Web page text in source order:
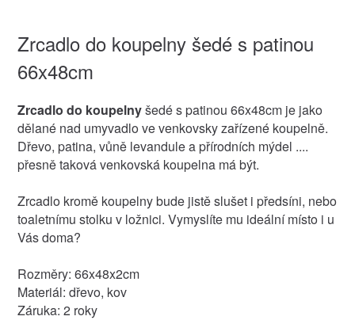
Zrcadlo do koupelny šedé s patinou
66x48cm
Zrcadlo do koupelnyšedé s patinou 66x48cm je jako
dělané nad umyvadlo ve venkovsky zařízené koupelně.
Dřevo, patina, vůně levandule a přírodních mýdel ....
přesně taková venkovská koupelna má být.
Zrcadlo kromě koupelny bude jistě slušet i předsíni, nebo
toaletnímu stolku v ložnici. Vymyslíte mu ideální místo i u
Vás doma?
Rozměry: 66x48x2cm
Materiál: dřevo, kov
Záruka: 2 roky